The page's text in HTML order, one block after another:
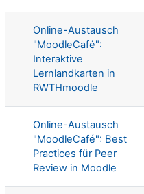
Online-Austausch
"MoodleCafé":
Interaktive
Lernlandkarten in
RWTHmoodle
Online-Austausch
"MoodleCafé": Best
Practices für Peer
Review in Moodle